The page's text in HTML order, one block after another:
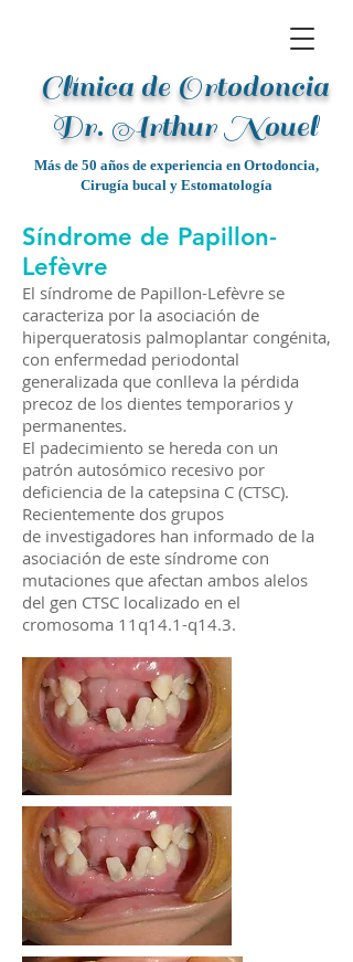
Clínica de Ortodoncia
Dr. Arthur Nouel
Más de 50 años de experiencia en Ortodoncia,
Cirugía bucal y Estomatología
Síndrome de Papillon-
Lefèvre
El síndrome de Papillon-Lefèvre se
caracteriza por la asociación de
hiperqueratosis palmoplantar congénita,
con enfermedad periodontal
generalizada que conlleva la pérdida
precoz de los dientes temporarios y
permanentes.
El padecimiento se hereda con un
patrón autosómico recesivo por
deficiencia de la catepsina C (CTSC).
Recientemente dos grupos
de investigadores han informado de la
asociación de este síndrome con
mutaciones que afectan ambos alelos
del gen CTSC localizado en el
cromosoma 11q14.1-q14.3.